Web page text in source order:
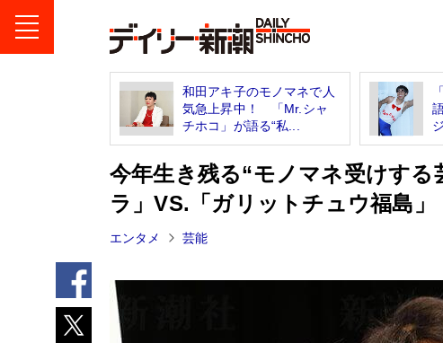
和田アキ子のモノマネで人
気急上昇中！ 「Mr.シャ
チホコ」が語る“私...
今年生き残る“モノマネ受けす
ラ」VS.「ガリットチュウ福島」
エンタメ 芸能